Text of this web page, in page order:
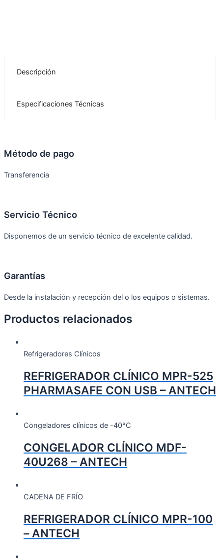
Descripción
Especificaciones Técnicas
Método de pago
Transferencia
Servicio Técnico
Disponemos de un servicio técnico de excelente calidad.
Garantías
Desde la instalación y recepción del o los equipos o sistemas.
Productos relacionados
Refrigeradores Clínicos
REFRIGERADOR CLÍNICO MPR-525
PHARMASAFE CON USB – ANTECH
Congeladores clínicos de -40°C
CONGELADOR CLÍNICO MDF-
40U268 – ANTECH
CADENA DE FRÍO
REFRIGERADOR CLÍNICO MPR-100
– ANTECH